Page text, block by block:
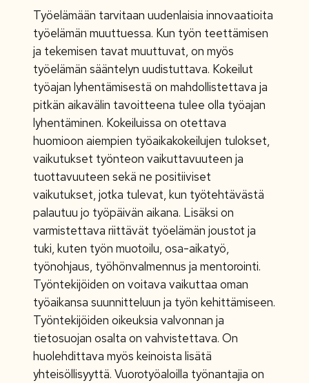
Työelämään tarvitaan uudenlaisia innovaatioita
työelämän muuttuessa. Kun työn teettämisen
ja tekemisen tavat muuttuvat, on myös
työelämän sääntelyn uudistuttava. Kokeilut
työajan lyhentämisestä on mahdollistettava ja
pitkän aikavälin tavoitteena tulee olla työajan
lyhentäminen. Kokeiluissa on otettava
huomioon aiempien työaikakokeilujen tulokset,
vaikutukset työnteon vaikuttavuuteen ja
tuottavuuteen sekä ne positiiviset
vaikutukset, jotka tulevat, kun työtehtävästä
palautuu jo työpäivän aikana. Lisäksi on
varmistettava riittävät työelämän joustot ja
tuki, kuten työn muotoilu, osa-aikatyö,
työnohjaus, työhönvalmennus ja mentorointi.
Työntekijöiden on voitava vaikuttaa oman
työaikansa suunnitteluun ja työn kehittämiseen.
Työntekijöiden oikeuksia valvonnan ja
tietosuojan osalta on vahvistettava. On
huolehdittava myös keinoista lisätä
yhteisöllisyyttä. Vuorotyöaloilla työnantajia on